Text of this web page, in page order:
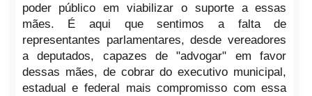
poder público em viabilizar o suporte a essas
mães. É aqui que sentimos a falta de
representantes parlamentares, desde vereadores
a deputados, capazes de "advogar" em favor
dessas mães, de cobrar do executivo municipal,
estadual e federal mais compromisso com essa